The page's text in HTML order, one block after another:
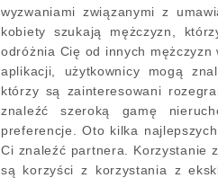
wyzwaniami związanymi z
kobiety szukają mężczyzn,
odróżnia Cię od innych
aplikacji, użytkownicy mogą
którzy są zainteresowani
znaleźć szeroką gamę
preferencje. Oto kilka
Ci znaleźć partnera. Korzystanie
są korzyści z korzystania z